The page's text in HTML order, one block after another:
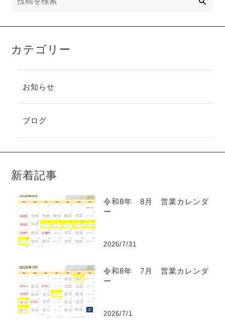
カテゴリー
お知らせ
ブログ
新着記事
令和8年 8月 営業カレンダ
ー
2026/7/31
令和8年 7月 営業カレンダ
ー
2026/7/1